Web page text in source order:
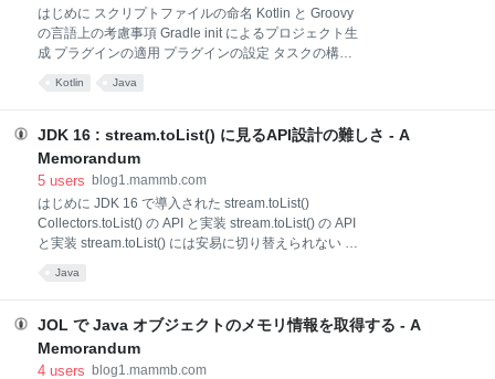
てみましょう。 $ git clone
https://github.com/apache/commons-lang.git $ cd
commons-lang プ
はじめに スクリプトファイルの命名 Kotlin と Groovy
の言語上の考慮事項 Gradle init によるプロジェクト生
成 プラグインの適用 プラグインの設定 タスクの構成
なりました。 Kotlin でビルドスクリプトを書くこと
で、IDEによるサジェストやコードジャンプなどの恩
恵を十分に受けることができますし、タイプセーフで
ら Groovy のビルドスクリプトを書くのであれば
Gradle Kotlin DSL を使うべきです。 ここでは、
Groovy DSL と Kotlin DSL の違いと Kotlin DSL でビル
ドスクリプト
Kotlin Java
JDK 16 : stream.toList() に見るAPI設計の難しさ - A
Memorandum
5 users blog1.mammb.com
はじめに JDK 16 で導入された stream.toList()
Collectors.toList() の API と実装 stream.toList() の API
と実装 stream.toList() には安易に切り替えられない は
て、.collect(Collectors.toList()) から .toList() へは、単
純に置き換えることができないよ という話です。 JDK
16 で導入された stream.toList() JDK 16 で Stream に
Java
JOL で Java オブジェクトのメモリ情報を取得する - A
Memorandum
4 users blog1.mammb.com